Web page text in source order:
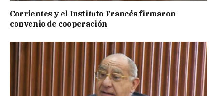
Corrientes y el Instituto Francés firmaron
convenio de cooperación